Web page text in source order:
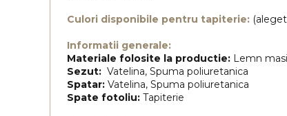
Culori disponibile pentru tapiterie:
Informatii generale:
Materiale folosite la productie: Lemn
Sezut: Vatelina, Spuma poliuretanica
Spatar: Vatelina, Spuma poliuretanica
Spate fotoliu: Tapiterie